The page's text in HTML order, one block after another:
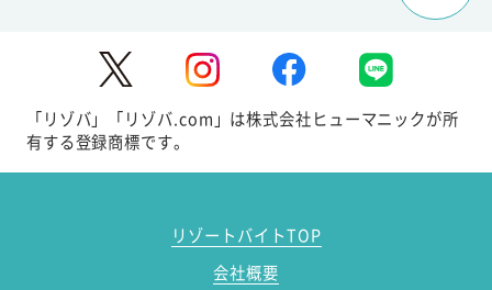
「リゾバ」「リゾバ.com」は株式会社ヒューマニックが所
有する登録商標です。
リゾートバイトTOP
会社概要